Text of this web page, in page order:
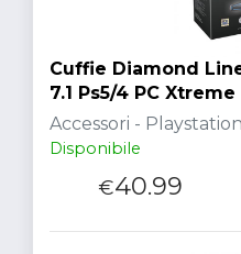
Cuffie Diamond
7.1 Ps5/4 PC Xtreme
Accessori -
Disponibile
€40.99